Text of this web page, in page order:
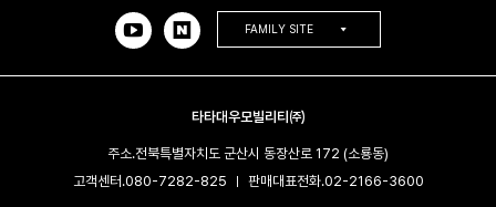
FAMILY SITE
타타대우모빌리티㈜
주소.전북특별자치도 군산시 동장산로 172 (소룡동)
고객센터.080-7282-825 | 판매대표전화.02-2166-3600​